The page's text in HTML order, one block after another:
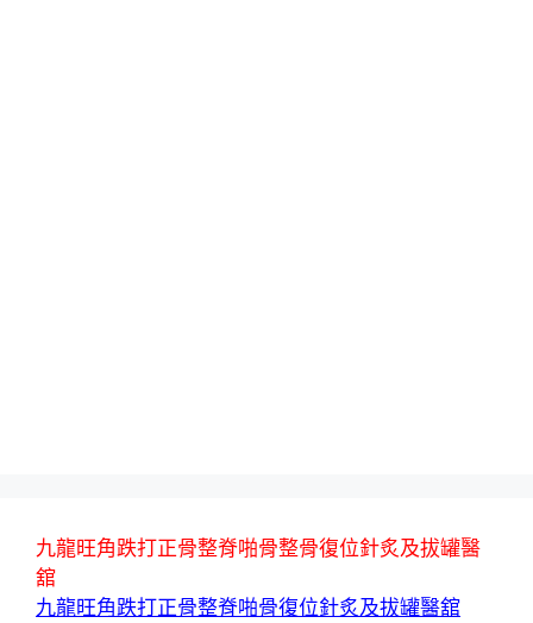
九龍旺角跌打正骨整脊啪骨整骨復位針炙及拔罐醫
舘
九龍旺角跌打正骨整脊啪骨復位針炙及拔罐醫舘